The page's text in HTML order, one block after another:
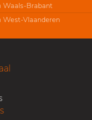
Waals-Brabant
West-Vlaanderen